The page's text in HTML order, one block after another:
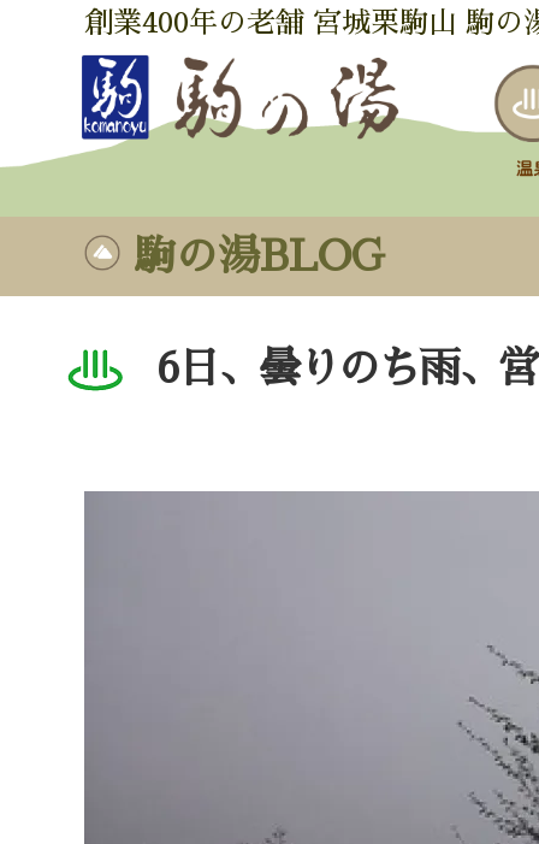
創業400年の老舗 宮城栗駒山 駒の
駒の湯BLOG
6日、曇りのち雨、